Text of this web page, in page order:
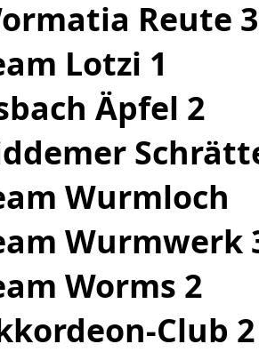
Reute 3
Lotzi 1
Äpfel 2
Wurmloch
Wurmwerk
Worms 2
Club 2